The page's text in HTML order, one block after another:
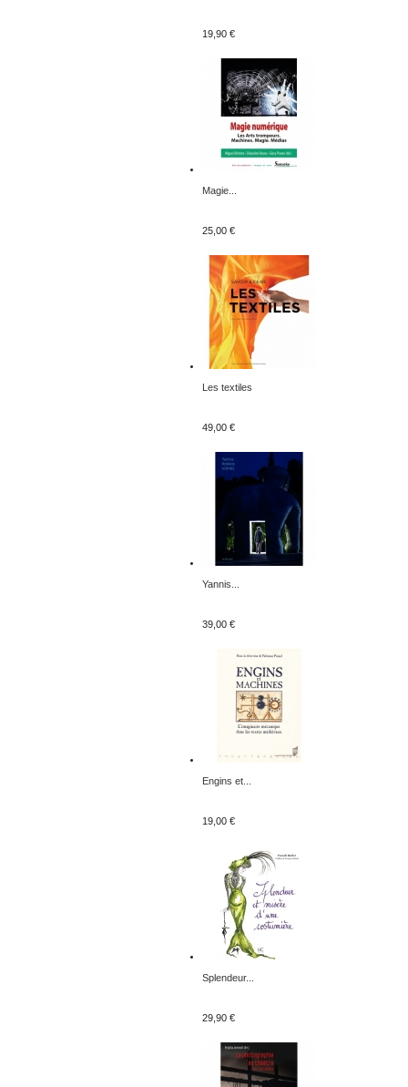
19,90 €
Magie...
25,00 €
Les textiles
49,00 €
Yannis...
39,00 €
Engins et...
19,00 €
Splendeur...
29,90 €